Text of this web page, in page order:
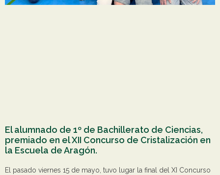
El alumnado de 1º de Bachillerato de Ciencias,
premiado en el XII Concurso de Cristalización en
la Escuela de Aragón.
El pasado viernes 15 de mayo, tuvo lugar la final del XI Concurso